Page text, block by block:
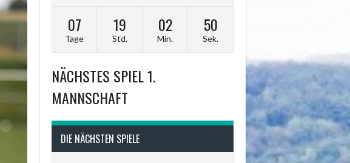
07
Tage
19
Std.
02
Min.
48
Sek.
NÄCHSTES SPIEL 1.
MANNSCHAFT
DIE NÄCHSTEN SPIELE